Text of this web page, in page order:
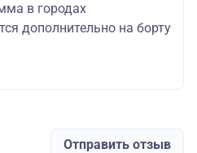
в городах
дополнительно на борту
Отправить отзыв